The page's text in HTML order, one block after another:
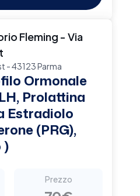
Fleming - Via
- 43123 Parma
Ormonale
Prolattina
Estradiolo
(PRG),
)
Prezzo